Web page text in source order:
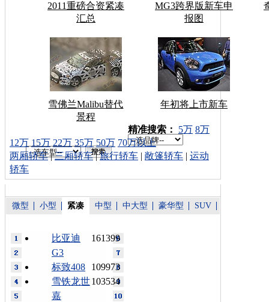
2011重磅合资紧凑
汇总
MG3跨界版新车申
报图
雪佛兰Malibu替代
景程
年初将上市新车
车型搜索：
精准搜索： 5万 8万
12万 15万 22万 35万 50万 70万以上
两厢轿车|三厢轿车|旅行轿车 | 敞篷轿车 | 运动
轿车
微型 小型 紧凑 中型 中大型 豪华型 SUV
161399
比亚迪
G3
109973
标致408
103534
雪铁龙世
嘉